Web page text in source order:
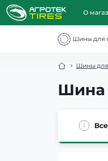
О
Шины для
Шины для
Шина